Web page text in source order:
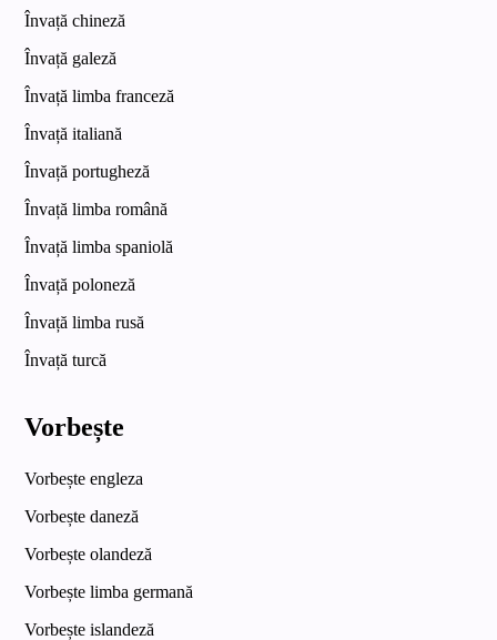
Învață chineză
Învață galeză
Învață limba franceză
Învață italiană
Învață portugheză
Învață limba română
Învață limba spaniolă
Învață poloneză
Învață limba rusă
Învață turcă
Vorbește
Vorbește engleza
Vorbește daneză
Vorbește olandeză
Vorbește limba germană
Vorbește islandeză